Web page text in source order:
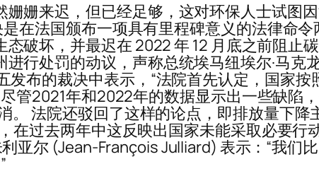
姗来迟，但已经足够，这对环保人士试图
在法国颁布一项具有里程碑意义的法律命
破坏，并最迟在 2022 年 12 月底之前阻止
行处罚的动议，声称总统埃马纽埃尔·马克
布的裁决中表示，“法院首先认定，国家
管2021年和2022年的数据显示出一些缺陷
法院还驳回了这样的论点，即排放量下降
在过去两年中这反映出国家未能采取必要行
亚尔 (Jean-François Julliard) 表示：“我们